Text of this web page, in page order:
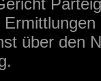
über den